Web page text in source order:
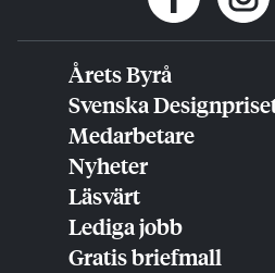
Årets Byrå
Svenska
Medarbetare
Nyheter
Läsvärt
Lediga jobb
Gratis briefmall